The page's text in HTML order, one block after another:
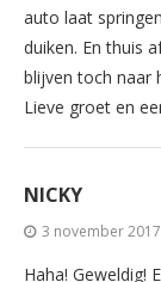
auto laat
duiken. En thuis
blijven toch naar
Lieve groet en
NICKY
3 november
Haha! Geweldig!